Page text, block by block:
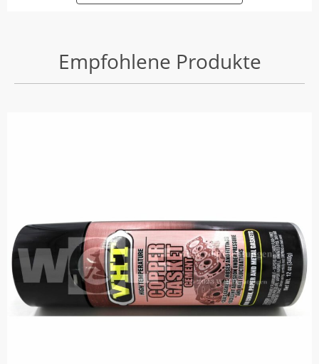
Empfohlene Produkte